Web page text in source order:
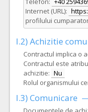
Internet (URL):
profilului
I.2) Achizitie
Contractul implica o
Contractul este
achizitie: Nu
Rolul organismului
I.3) Comunicare